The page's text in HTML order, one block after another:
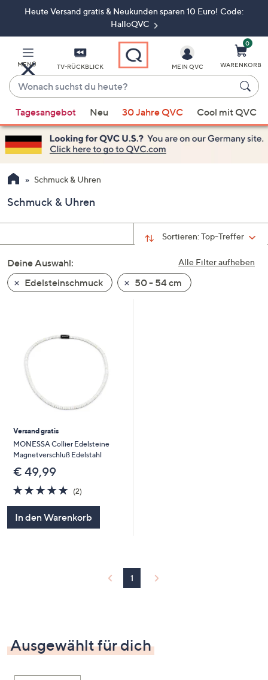
ZumHeute Versand gratis & Neukunden sparen 10 Euro! Code:
HalloQVC
MENÜ TV-RÜCKBLICK
Wonach
suchst
du
heute?
Vorschläge
verfügbar
sind,
verwenden
Sie
Pfeiltasten
nach
und
nach
unten
oder
Touch-
nach
um
diese
MEIN QVC
0
WARENKORB
Tagesangebot Neu 30 Jahre QVC Cool mit QVC
Schmuck & Uhren
Schmuck & Uhren
Sortieren:Top-Treffer
Alle Filter aufheben
Deine Auswahl:
Edelsteinschmuck
50 - 54 cm
Versand gratis
MONESSA Collier Edelsteine
Magnetverschluß Edelstahl
€ 49,99
5.0
von
(2)2
In den Warenkorb
1
Ausgewählt für dich